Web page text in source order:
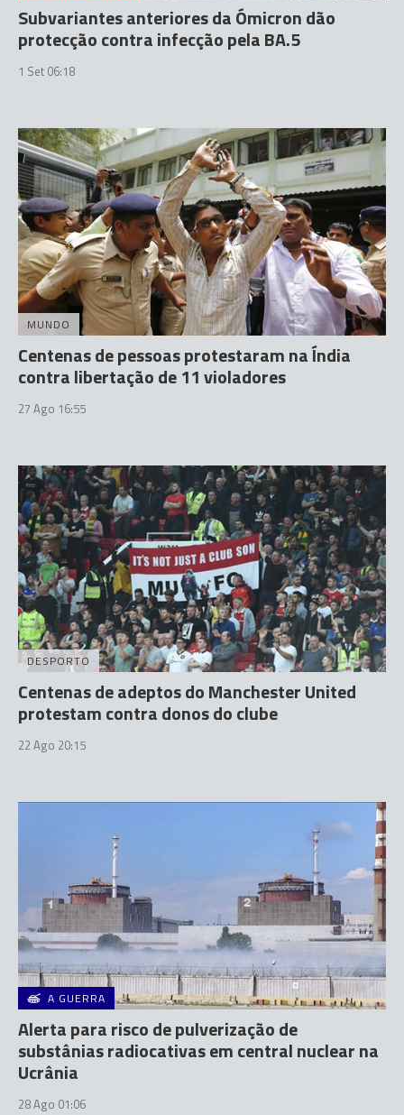
Subvariantes anteriores da Ómicron dão
protecção contra infecção pela BA.5
1 Set 06:18
MUNDO
Centenas de pessoas protestaram na Índia
contra libertação de 11 violadores
27 Ago 16:55
DESPORTO
Centenas de adeptos do Manchester United
protestam contra donos do clube
22 Ago 20:15
A GUERRA
Alerta para risco de pulverização de
substânias radiocativas em central nuclear na
Ucrânia
28 Ago 01:06